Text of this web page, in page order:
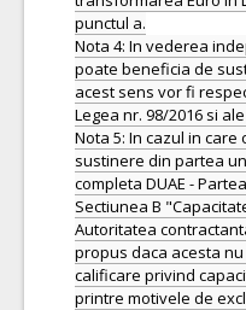
punctul a.
Nota 4: In vederea
poate beneficia de
acest sens vor fi
Legea nr. 98/2016 si
Nota 5: In cazul in
sustinere din partea
completa DUAE -
Sectiunea B
Autoritatea
propus daca acesta
calificare privind
printre motivele de